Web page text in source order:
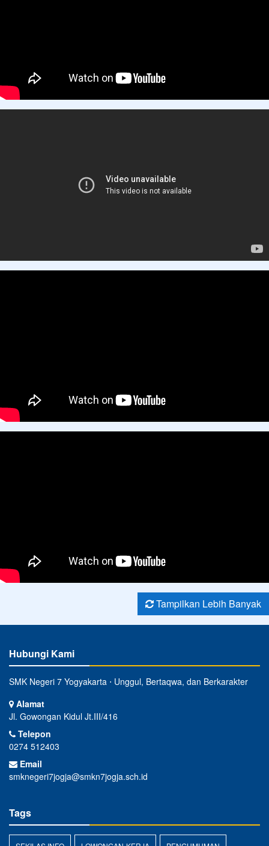
Tampilkan Lebih Banyak
Hubungi Kami
SMK Negeri 7 Yogyakarta ⋅ Unggul, Bertaqwa, dan Berkarakter
Alamat
Jl. Gowongan Kidul Jt.III/416
Telepon
0274 512403
Email
smknegeri7jogja@smkn7jogja.sch.id
Tags